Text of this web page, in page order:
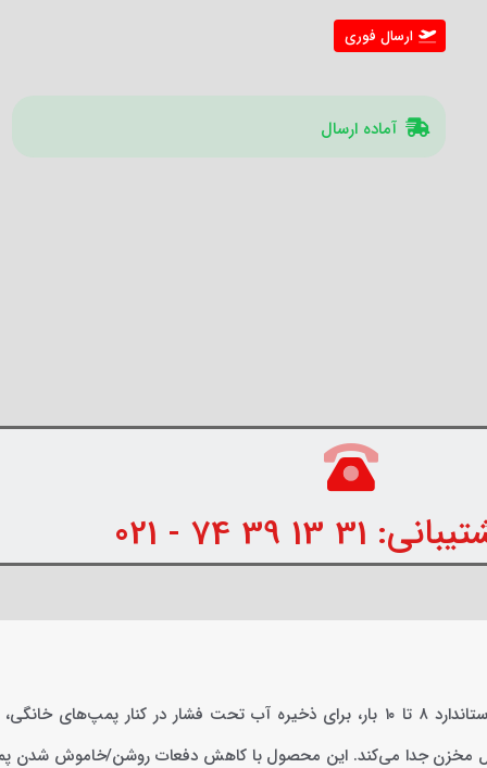
ارسال فوری
آماده ارسال
13 39 74 - 021
منبع تحت فشار 100 لیتری الکتروساز با ظرفیت 100 لیتر و فشار کاری استاندارد ۸ تا ۱۰
مخزن جدا می‌کند. این محصول با کاهش دفعات روشن/خاموش